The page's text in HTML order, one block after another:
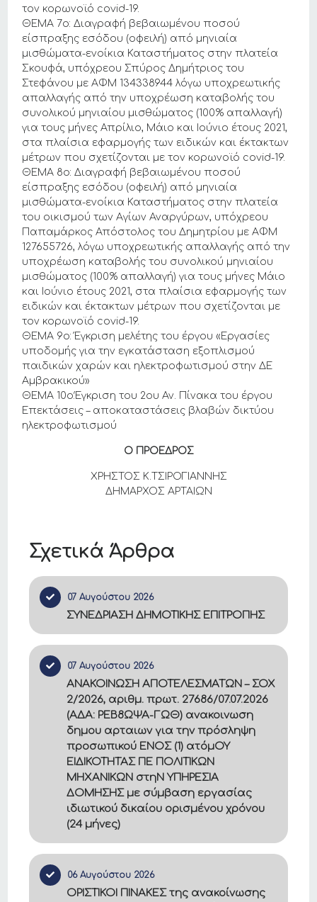
Σχετικά Άρθρα
07 Αυγούστου 2026
ΣΥΝΕΔΡΙΑΣΗ ΔΗΜΟΤΙΚΗΣ ΕΠΙΤΡΟΠΗΣ
07 Αυγούστου 2026
ΑΝΑΚΟΙΝΩΣΗ ΑΠΟΤΕΛΕΣΜΑΤΩΝ – ΣΟΧ
2/2026, αριθμ. πρωτ. 27686/07.07.2026
(ΑΔΑ: ΡΕΒ8ΩΨΑ-ΓΩΘ) ανακοινωση
δημου αρταιων για την πρόσληψη
προσωπικού ΕΝΟΣ (1) ατόμΟΥ
ΕΙΔΙΚΟΤΗΤΑΣ ΠΕ ΠΟΛΙΤΙΚΩΝ
ΜΗΧΑΝΙΚΩΝ στηΝ ΥΠΗΡΕΣΙΑ
ΔΟΜΗΣΗΣ με σύμβαση εργασίας
ιδιωτικού δικαίου ορισμένου χρόνου
(24 μήνες)
06 Αυγούστου 2026
ΟΡΙΣΤΙΚΟΙ ΠΙΝΑΚΕΣ της ανακοίνωσης
τον κορωνοϊό covid-19.
ΘΕΜΑ 7ο: Διαγραφή βεβαιωμένου ποσού
είσπραξης εσόδου (οφειλή) από μηνιαία
μισθώματα-ενοίκια Καταστήματος στην πλατεία
Σκουφά, υπόχρεου Σπύρος Δημήτριος του
Στεφάνου με ΑΦΜ 134338944 λόγω υποχρεωτικής
απαλλαγής από την υποχρέωση καταβολής του
συνολικού μηνιαίου μισθώματος (100% απαλλαγή)
για τους μήνες Απρίλιο, Μάιο και Ιούνιο έτους 2021,
στα πλαίσια εφαρμογής των ειδικών και έκτακτων
μέτρων που σχετίζονται με τον κορωνοϊό covid-19.
ΘΕΜΑ 8ο: Διαγραφή βεβαιωμένου ποσού
είσπραξης εσόδου (οφειλή) από μηνιαία
μισθώματα-ενοίκια Καταστήματος στην πλατεία
του οικισμού των Αγίων Αναργύρων, υπόχρεου
Παπαμάρκος Απόστολος του Δημητρίου με ΑΦΜ
127655726, λόγω υποχρεωτικής απαλλαγής από την
υποχρέωση καταβολής του συνολικού μηνιαίου
μισθώματος (100% απαλλαγή) για τους μήνες Μάιο
και Ιούνιο έτους 2021, στα πλαίσια εφαρμογής των
ειδικών και έκτακτων μέτρων που σχετίζονται με
τον κορωνοϊό covid-19.
ΘΕΜΑ 9ο: Έγκριση μελέτης του έργου «Εργασίες
υποδομής για την εγκατάσταση εξοπλισμού
παιδικών χαρών και ηλεκτροφωτισμού στην ΔΕ
Αμβρακικού»
ΘΕΜΑ 10ο:Έγκριση του 2ου Αν. Πίνακα του έργου
Επεκτάσεις – αποκαταστάσεις βλαβών δικτύου
ηλεκτροφωτισμού
Ο ΠΡΟΕΔΡΟΣ
ΧΡΗΣΤΟΣ Κ.ΤΣΙΡΟΓΙΑΝΝΗΣ
ΔΗΜΑΡΧΟΣ ΑΡΤΑΙΩΝ